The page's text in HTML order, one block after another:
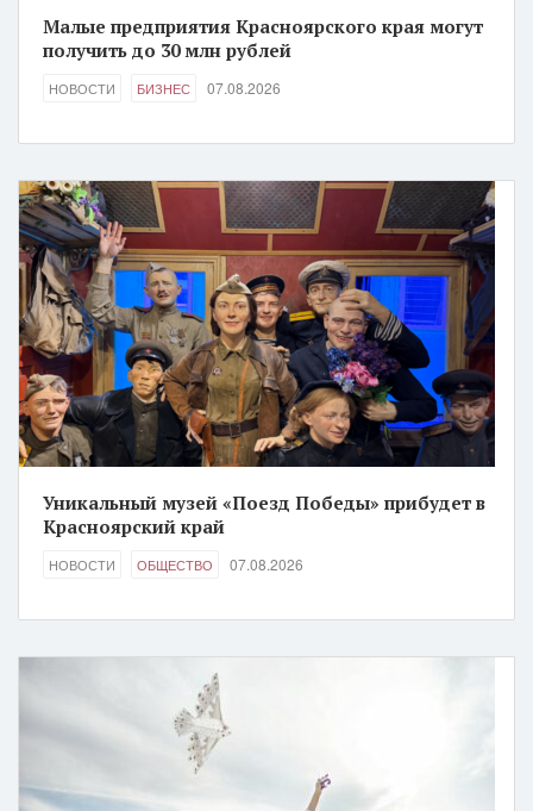
Малые предприятия Красноярского края могут
получить до 30 млн рублей
НОВОСТИ БИЗНЕС 07.08.2026
Уникальный музей «Поезд Победы» прибудет в
Красноярский край
НОВОСТИ ОБЩЕСТВО 07.08.2026